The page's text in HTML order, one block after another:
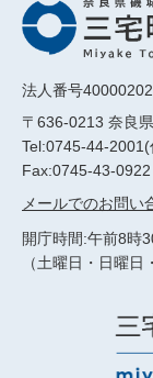
法人番号
〒636-0213 奈良
Tel:0745-44-2001(
Fax:0745-43-0922
メールでのお問い
開庁時間:午前8時
（土曜日・日曜日